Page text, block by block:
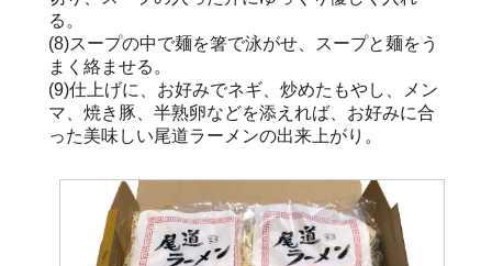
る。
(8)スープの中で麺を箸で泳がせ、スープと麺をう
まく絡ませる。
(9)仕上げに、お好みでネギ、炒めたもやし、メン
マ、焼き豚、半熟卵などを添えれば、お好みに合
った美味しい尾道ラーメンの出来上がり。